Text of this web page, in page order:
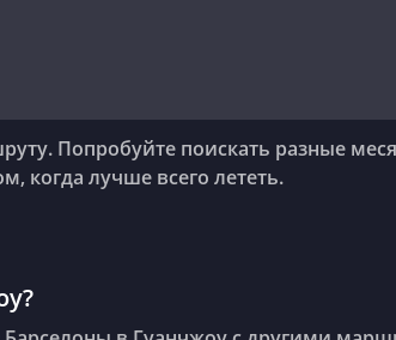
Попробуйте поискать разные
когда лучше всего лететь.